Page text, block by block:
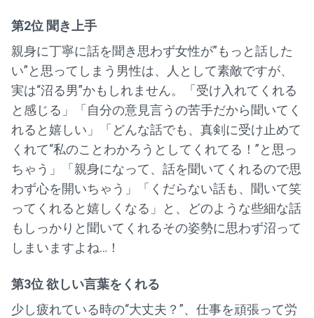
第2位 聞き上手
親身に丁寧に話を聞き思わず女性が”もっと話した
い”と思ってしまう男性は、人として素敵ですが、
実は“沼る男”かもしれません。「受け入れてくれる
と感じる」「自分の意見言うの苦手だから聞いてく
れると嬉しい」「どんな話でも、真剣に受け止めて
くれて“私のことわかろうとしてくれてる！”と思っ
ちゃう」「親身になって、話を聞いてくれるので思
わず心を開いちゃう」「くだらない話も、聞いて笑
ってくれると嬉しくなる」と、どのような些細な話
もしっかりと聞いてくれるその姿勢に思わず沼って
しまいますよね…！
第3位 欲しい言葉をくれる
少し疲れている時の“大丈夫？”、仕事を頑張って労